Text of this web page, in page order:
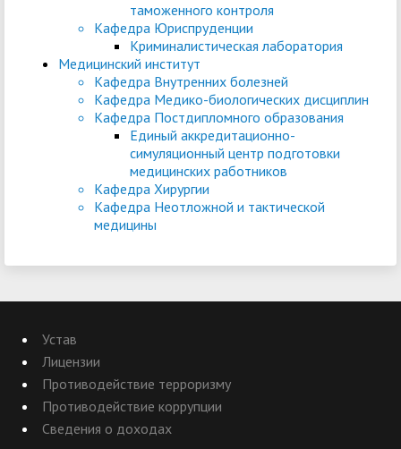
таможенного контроля
Кафедра Юриспруденции
Криминалистическая лаборатория
Медицинский институт
Кафедра Внутренних болезней
Кафедра Медико-биологических дисциплин
Кафедра Постдипломного образования
Единый аккредитационно-
симуляционный центр подготовки
медицинских работников
Кафедра Хирургии
Кафедра Неотложной и тактической
медицины
Устав
Лицензии
Противодействие терроризму
Противодействие коррупции
Сведения о доходах